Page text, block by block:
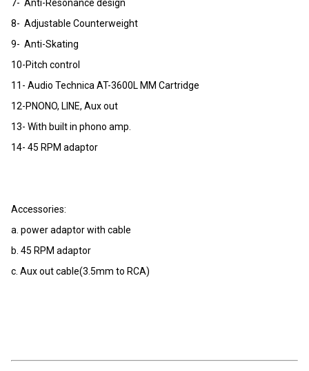
7- Anti-Resonance design
8- Adjustable Counterweight
9- Anti-Skating
10-Pitch control
11- Audio Technica AT-3600L MM Cartridge
12-PNONO, LINE, Aux out
13- With built in phono amp.
14- 45 RPM adaptor
Accessories:
a. power adaptor with cable
b. 45 RPM adaptor
c. Aux out cable(3.5mm to RCA)